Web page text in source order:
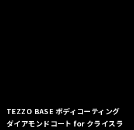
TEZZO BASE ボディコーティング
ダイアモンドコート for クライスラ